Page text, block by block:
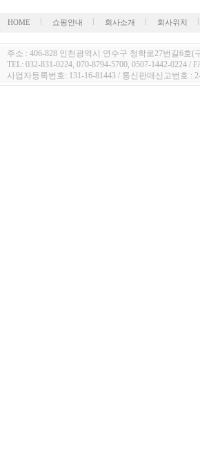
HOME 쇼핑안내 회사소개 회사위치
주소 : 406-828 인천광역시 연수구 청학로27번길6호(
TEL: 032-831-0224, 070-8794-5700, 0507-1442-0224
사업자등록번호: 131-16-81443 / 통신판매신고번호 :